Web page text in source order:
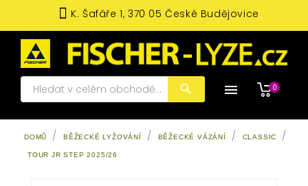
K. Šafáře 1, 370 05 České Budějovice
 0
DOMŮ BĚŽECKÉ LYŽOVÁNÍ BĚŽECKÉ VÁZÁNÍ CLASSIC
TOUR JR STEP 2025/26